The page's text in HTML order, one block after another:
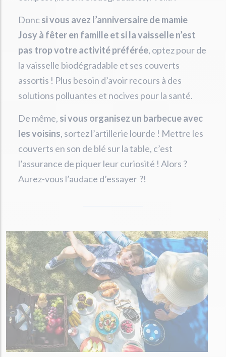
Donc si vous avez l’anniversaire de mamie
Josy à fêter en famille et si la vaisselle n’est
pas trop votre activité préférée, optez pour de
la vaisselle biodégradable et ses couverts
assortis ! Plus besoin d’avoir recours à des
solutions polluantes et nocives pour la santé.
De même, si vous organisez un barbecue avec
les voisins, sortez l’artillerie lourde ! Mettre les
couverts en son de blé sur la table, c’est
l’assurance de piquer leur curiosité ! Alors ?
Aurez-vous l’audace d’essayer ?!